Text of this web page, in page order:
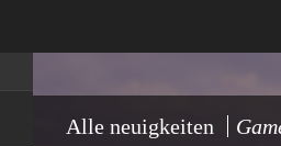
Alle neuigkeiten
NEW